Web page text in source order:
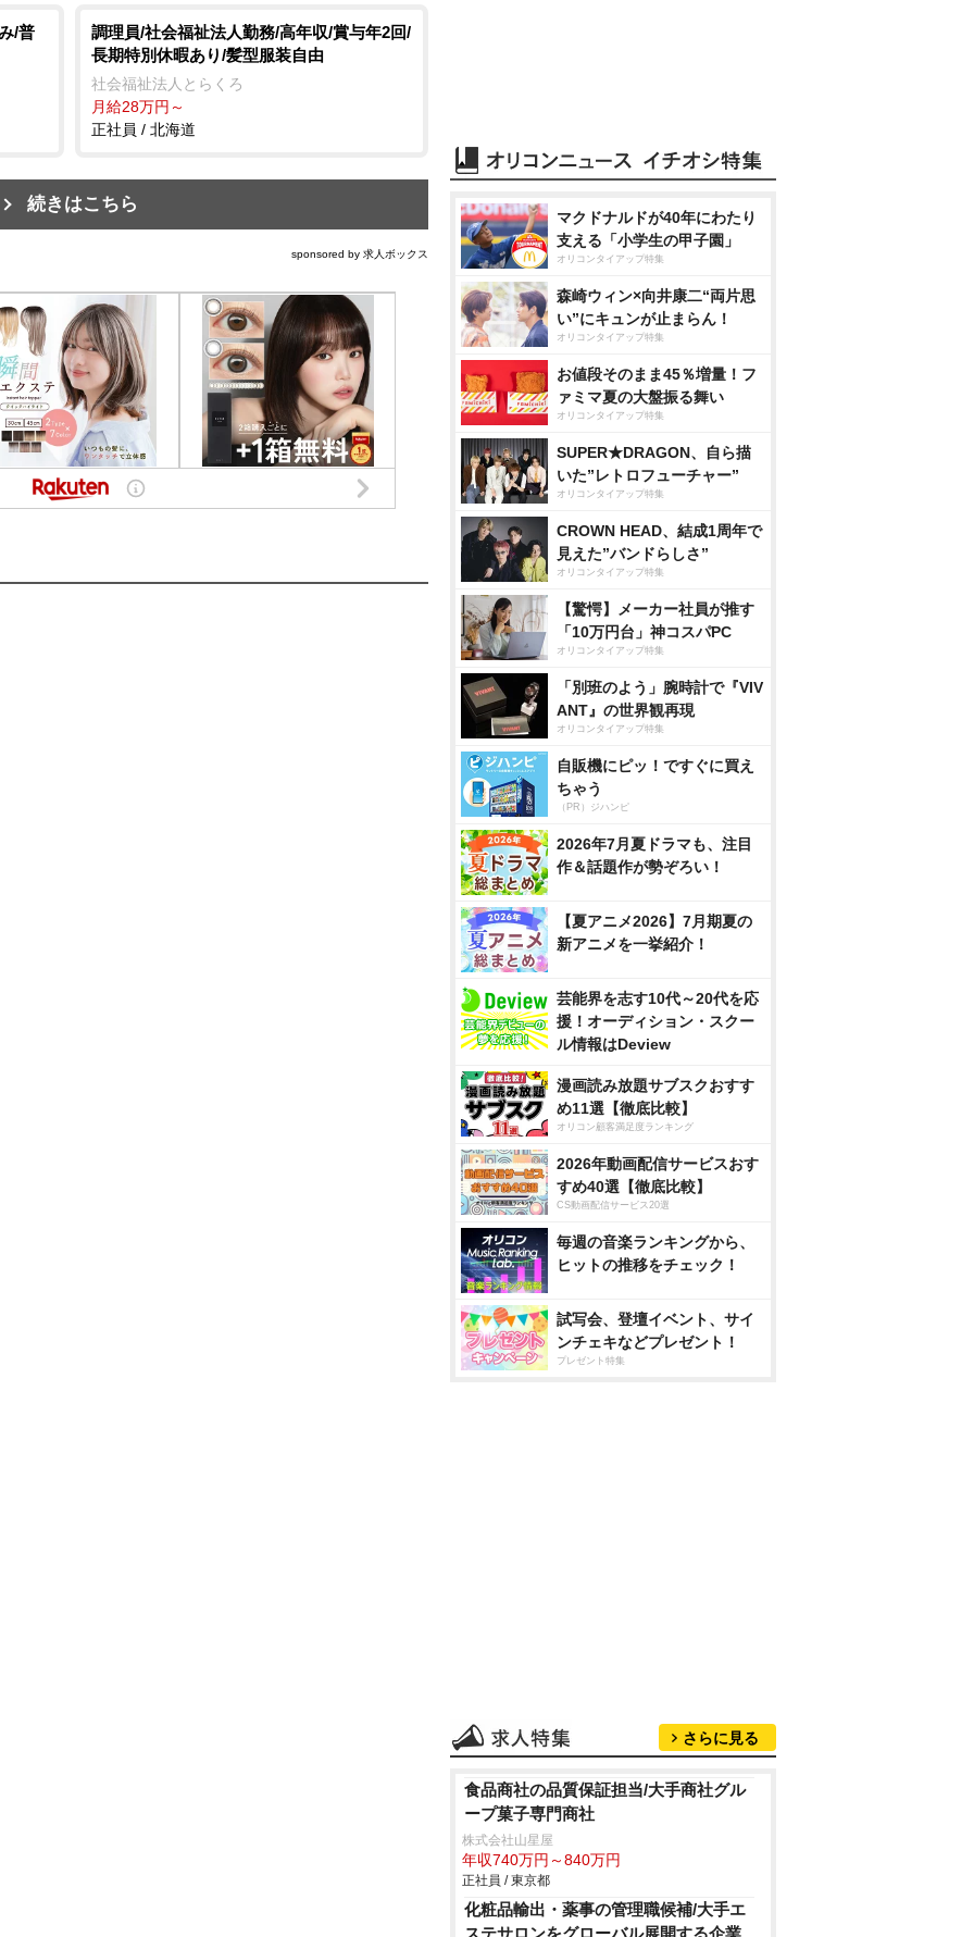
/普
調理員/社会福祉法人勤務/高年収/賞与年2回/
長期特別休暇あり/髪型服装自由
社会福祉法人とらくろ
月給28万円～
正社員 / 北海道
続きはこちら
sponsored by 求人ボックス
マクドナルドが40年にわたり
支える「小学生の甲子園」
オリコンタイアップ特集
森崎ウィン×向井康二“両片思
い”にキュンが止まらん！
オリコンタイアップ特集
お値段そのまま45％増量！フ
ァミマ夏の大盤振る舞い
オリコンタイアップ特集
SUPER★DRAGON、自ら描
いた”レトロフューチャー”
オリコンタイアップ特集
CROWN HEAD、結成1周年で
見えた”バンドらしさ”
オリコンタイアップ特集
【驚愕】メーカー社員が推す
「10万円台」神コスパPC
オリコンタイアップ特集
「別班のよう」腕時計で『VIV
ANT』の世界観再現
オリコンタイアップ特集
自販機にピッ！ですぐに買え
ちゃう
（PR）ジハンピ
2026年7月夏ドラマも、注目
作＆話題作が勢ぞろい！
【夏アニメ2026】7月期夏の
新アニメを一挙紹介！
芸能界を志す10代～20代を応
援！オーディション・スクー
ル情報はDeview
漫画読み放題サブスクおすす
め11選【徹底比較】
オリコン顧客満足度ランキング
2026年動画配信サービスおす
すめ40選【徹底比較】
CS動画配信サービス20選
毎週の音楽ランキングから、
ヒットの推移をチェック！
試写会、登壇イベント、サイ
ンチェキなどプレゼント！
プレゼント特集
さらに見る
食品商社の品質保証担当/大手商社グル
ープ菓子専門商社
株式会社山星屋
年収740万円～840万円
正社員 / 東京都
化粧品輸出・薬事の管理職候補/大手エ
ステサロンをグローバル展開する企業